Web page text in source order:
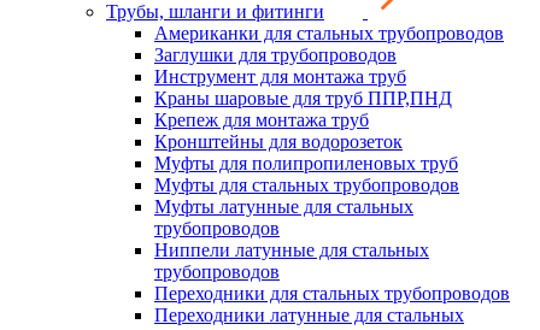
Трубы, шланги и фитинги
Американки для стальных трубопроводов
Заглушки для трубопроводов
Инструмент для монтажа труб
Краны шаровые для труб ППР,ПНД
Крепеж для монтажа труб
Кронштейны для водорозеток
Муфты для полипропиленовых труб
Муфты для стальных трубопроводов
Муфты латунные для стальных
трубопроводов
Ниппели латунные для стальных
трубопроводов
Переходники для стальных трубопроводов
Переходники латунные для стальных